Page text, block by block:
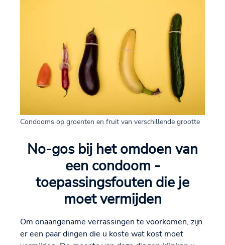
Condooms op groenten en fruit van verschillende grootte
No-gos bij het omdoen van
een condoom -
toepassingsfouten die je
moet vermijden
Om onaangename verrassingen te voorkomen, zijn
er een paar dingen die u koste wat kost moet